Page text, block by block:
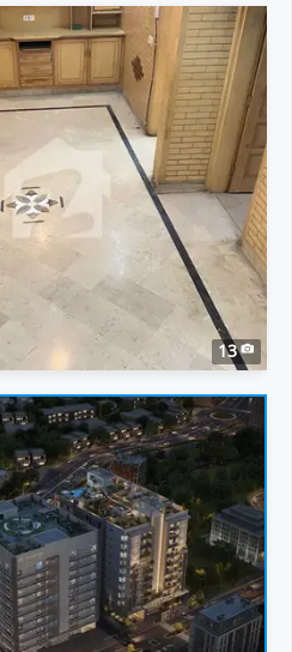
13